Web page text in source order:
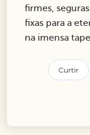
firmes,
fixas para a
na imensa
Curtir